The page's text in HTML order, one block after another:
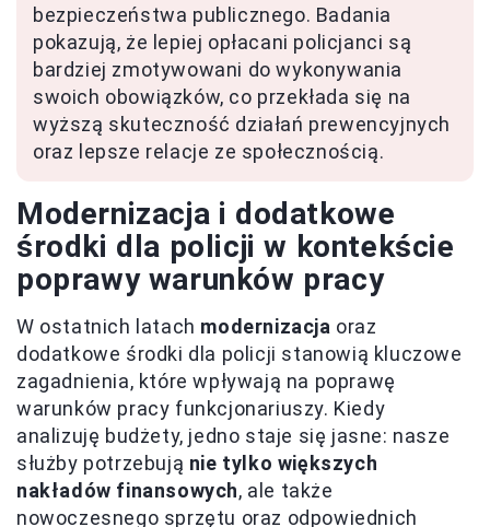
bezpieczeństwa publicznego. Badania
pokazują, że lepiej opłacani policjanci są
bardziej zmotywowani do wykonywania
swoich obowiązków, co przekłada się na
wyższą skuteczność działań prewencyjnych
oraz lepsze relacje ze społecznością.
Modernizacja i dodatkowe
środki dla policji w kontekście
poprawy warunków pracy
W ostatnich latach modernizacja oraz
dodatkowe środki dla policji stanowią kluczowe
zagadnienia, które wpływają na poprawę
warunków pracy funkcjonariuszy. Kiedy
analizuję budżety, jedno staje się jasne: nasze
służby potrzebują nie tylko większych
nakładów finansowych, ale także
nowoczesnego sprzętu oraz odpowiednich